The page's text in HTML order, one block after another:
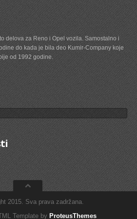
ITALY
delova za Reno i Opel vozila. Samostalno i
do kada je bila deo Kumir-Company koje
od 1992 godine.
2015. Sva prava zadržana.
Template by ProteusThemes